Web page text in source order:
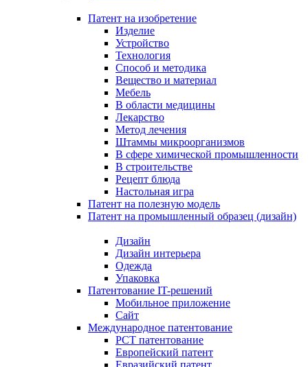
Патент на изобретение
Изделие
Устройство
Технология
Способ и методика
Вещество и материал
Мебель
В области медицины
Лекарство
Метод лечения
Штаммы микроорганизмов
В сфере химической промышленности
В строительстве
Рецепт блюда
Настольная игра
Патент на полезную модель
Патент на промышленный образец (дизайн)
Дизайн
Дизайн интерьера
Одежда
Упаковка
Патентование IT-решений
Мобильное приложение
Сайт
Международное патентование
PCT патентование
Европейский патент
Евразийский патент